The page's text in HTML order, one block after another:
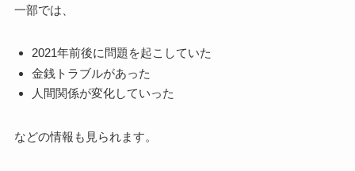
一部では、
2021年前後に問題を起こしていた
金銭トラブルがあった
人間関係が変化していった
などの情報も見られます。